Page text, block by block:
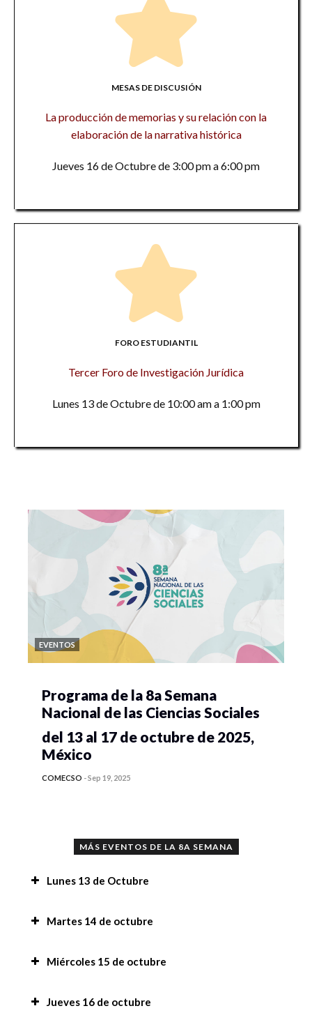
MESAS DE DISCUSIÓN
La producción de memorias y su relación con la
elaboración de la narrativa histórica
Jueves 16 de Octubre de 3:00 pm a 6:00 pm
FORO ESTUDIANTIL
Tercer Foro de Investigación Jurídica
Lunes 13 de Octubre de 10:00 am a 1:00 pm
EVENTOS
Programa de la 8a Semana
Nacional de las Ciencias Sociales
del 13 al 17 de octubre de 2025,
México
COMECSO -Sep 19, 2025
MÁS EVENTOS DE LA 8A SEMANA
Lunes 13 de Octubre
Inteligencia Artificial en la investigación y en la
género en delitos graves y la percepción social,
Martes 14 de octubre
Inteligencia Artificial en la investigación y en la
Miércoles 15 de octubre
Ciencias Sociales,
Jueves 16 de octubre